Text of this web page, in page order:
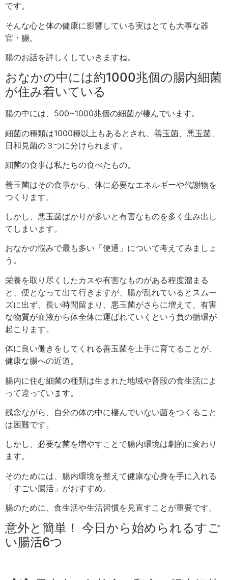
です。
そんな心と体の健康に影響している実はとても大事な器
官・腸。
腸のお話を詳しくしていきますね。
おなかの中には約1000兆個の腸内細菌
が住み着いている
腸の中には、500~1000兆個の細菌が棲んでいます。
細菌の種類は1000種以上もあるとされ、善玉菌、悪玉菌、
日和見菌の３つに分けられます。
細菌の食事は私たちの食べたもの。
善玉菌はその食事から、体に必要なエネルギーや代謝物を
つくります。
しかし、悪玉菌ばかりが多いと有害なものを多く生み出し
てしまいます。
おなかの悩みで最も多い「便通」について考えてみましょ
う。
栄養を取り尽くしたカスや有害なものがある程度溜まる
と、便となって出て行きますが、腸が乱れているとスムー
ズに出ず、長い時間留まり、悪玉菌がさらに増えて、有害
な物質が血液から体全体に運ばれていくという負の循環が
起こります。
体に良い働きをしてくれる善玉菌を上手に育てることが、
健康な腸への近道。
腸内に住む細菌の種類は生まれた地域や普段の食生活によ
って違っています。
残念ながら、自分の体の中に棲んでいない菌をつくること
は困難です。
しかし、必要な菌を増やすことで腸内環境は劇的に変わり
ます。
そのためには、腸内環境を整えて健康な心身を手に入れる
「すごい腸活」がおすすめ。
腸のために、食生活や生活習慣を見直すことが重要です。
意外と簡単！ 今日から始められるすご
い腸活6つ